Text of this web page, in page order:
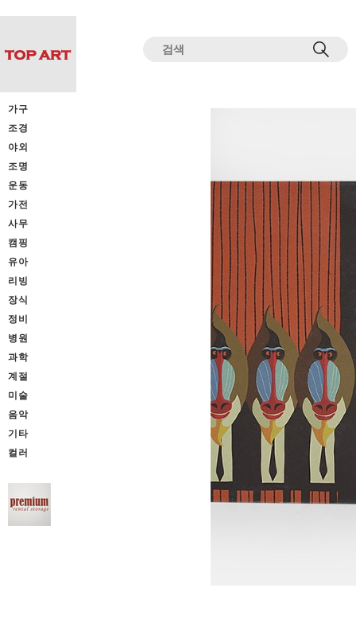
가구
조경
야외
조명
운동
가전
사무
캠핑
유아
리빙
장식
정비
병원
과학
계절
미술
음악
기타
컬러